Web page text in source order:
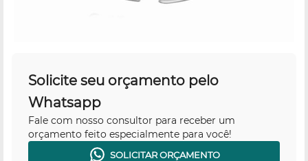
Solicite seu orçamento pelo
Whatsapp
Fale com nosso consultor para receber um
orçamento feito especialmente para você!
SOLICITAR ORÇAMENTO